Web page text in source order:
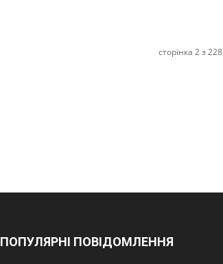
сторінка 2 з 228
ПОПУЛЯРНІ ПОВІДОМЛЕННЯ